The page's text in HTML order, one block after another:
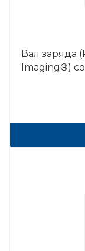
Вал заряда
Imaging®)